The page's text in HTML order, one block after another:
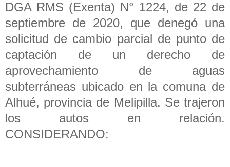
DGA RMS (Exenta) N° 1224, de 22 de
septiembre de 2020, que denegó una
solicitud de cambio parcial de punto de
captación de un derecho de
aprovechamiento de aguas
subterráneas ubicado en la comuna de
Alhué, provincia de Melipilla. Se trajeron
los autos en relación.
CONSIDERANDO: